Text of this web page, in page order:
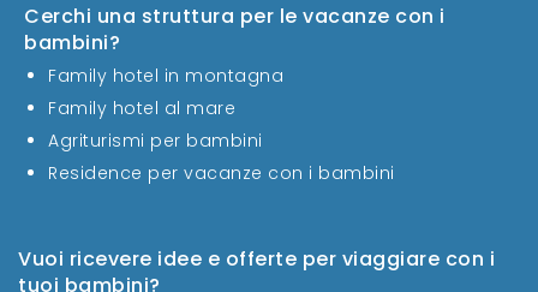
Vuoi ricevere idee e offerte per viaggiare con i
tuoi bambini?
Cerchi una struttura per le vacanze con i
bambini?
Family hotel in montagna
Family hotel al mare
Agriturismi per bambini
Residence per vacanze con i bambini